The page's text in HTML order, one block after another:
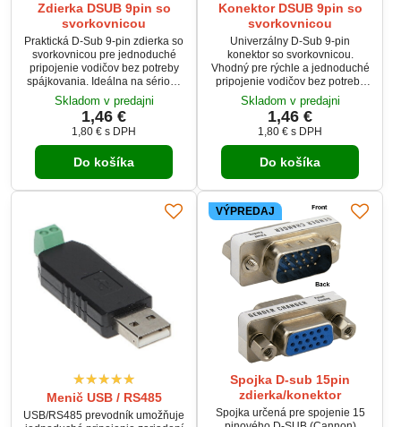
Zdierka DSUB 9pin so
svorkovnicou
Praktická D-Sub 9-pin zdierka so
svorkovnicou pre jednoduché
pripojenie vodičov bez potreby
spájkovania. Ideálna na sériové
pripojenia (RS-232), IT aplikácie
a priemyselné systémy. Robustná
konštrukcia a spoľahlivý prenos
signálu pre dlhodobé využitie.
Skladom v predajni
1,46 €
1,80 € s DPH
Do košíka
Konektor DSUB 9pin so
svorkovnicou
Univerzálny D-Sub 9-pin
konektor so svorkovnicou.
Vhodný pre rýchle a jednoduché
pripojenie vodičov bez potreby
spájkovania. Robustná
konštrukcia a presné
spracovanie zabezpečujú
stabilný prenos signálu. Ideálny
pre sériové pripojenia (RS-232),
priemyselné aplikácie a
Skladom v predajni
1,46 €
1,80 € s DPH
Do košíka
Menič USB / RS485
USB/RS485 prevodník umožňuje
VÝPREDAJ
Spojka D-sub 15pin
zdierka/konektor
Spojka určená pre spojenie 15